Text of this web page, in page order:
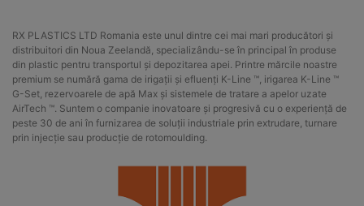
RX PLASTICS LTD Romania este unul dintre cei mai mari producători și
distribuitori din Noua Zeelandă, specializându-se în principal în produse
din plastic pentru transportul și depozitarea apei. Printre mărcile noastre
premium se numără gama de irigații și efluenți K-Line ™, irigarea K-Line ™
G-Set, rezervoarele de apă Max și sistemele de tratare a apelor uzate
AirTech ™. Suntem o companie inovatoare și progresivă cu o experiență de
peste 30 de ani în furnizarea de soluții industriale prin extrudare, turnare
prin injecție sau producție de rotomoulding.